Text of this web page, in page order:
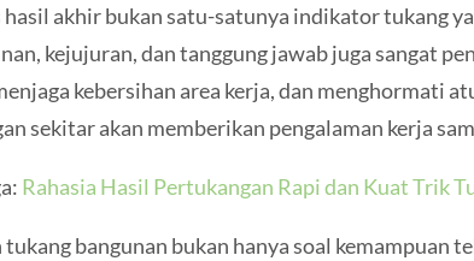
akhir bukan satu-satunya indikator tukang
kejujuran, dan tanggung jawab juga sangat
kebersihan area kerja, dan menghormati
sekitar akan memberikan pengalaman kerja
Rahasia Hasil Pertukangan Rapi dan Kuat Trik
bangunan bukan hanya soal kemampuan